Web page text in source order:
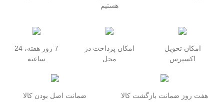
هستیم
امکان تحویل
اکسپرس
امکان پرداخت در
محل
7 روز هفته، 24
ساعته
هفت روز ضمانت بازگشت کالا ضمانت اصل بودن کالا